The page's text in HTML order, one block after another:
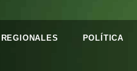
REGIONALES POLÍTICA